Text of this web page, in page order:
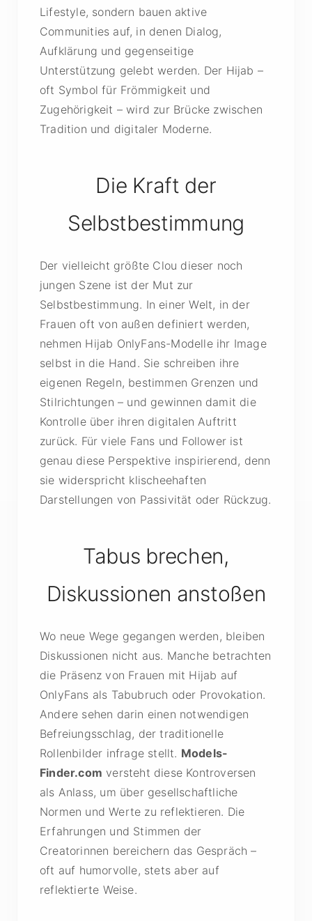
Lifestyle, sondern bauen aktive
Communities auf, in denen Dialog,
Aufklärung und gegenseitige
Unterstützung gelebt werden. Der Hijab –
oft Symbol für Frömmigkeit und
Zugehörigkeit – wird zur Brücke zwischen
Tradition und digitaler Moderne.
Die Kraft der
Selbstbestimmung
Der vielleicht größte Clou dieser noch
jungen Szene ist der Mut zur
Selbstbestimmung. In einer Welt, in der
Frauen oft von außen definiert werden,
nehmen Hijab OnlyFans-Modelle ihr Image
selbst in die Hand. Sie schreiben ihre
eigenen Regeln, bestimmen Grenzen und
Stilrichtungen – und gewinnen damit die
Kontrolle über ihren digitalen Auftritt
zurück. Für viele Fans und Follower ist
genau diese Perspektive inspirierend, denn
sie widerspricht klischeehaften
Darstellungen von Passivität oder Rückzug.
Tabus brechen,
Diskussionen anstoßen
Wo neue Wege gegangen werden, bleiben
Diskussionen nicht aus. Manche betrachten
die Präsenz von Frauen mit Hijab auf
OnlyFans als Tabubruch oder Provokation.
Andere sehen darin einen notwendigen
Befreiungsschlag, der traditionelle
Rollenbilder infrage stellt. Models-
Finder.com versteht diese Kontroversen
als Anlass, um über gesellschaftliche
Normen und Werte zu reflektieren. Die
Erfahrungen und Stimmen der
Creatorinnen bereichern das Gespräch –
oft auf humorvolle, stets aber auf
reflektierte Weise.